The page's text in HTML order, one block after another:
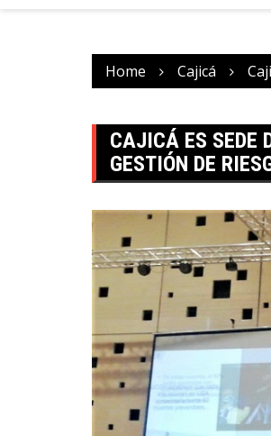
Home Cajicá
CAJICÁ ES SEDE
GESTIÓN DE